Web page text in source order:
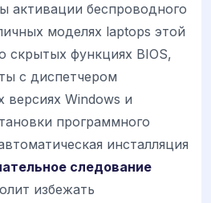
активации беспроводного
моделях laptops этой
скрытых функциях BIOS,
с диспетчером
версиях Windows и
программного
инсталляция
следование
избежать